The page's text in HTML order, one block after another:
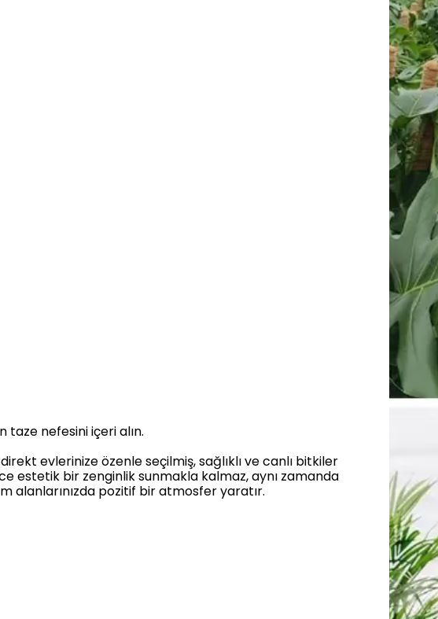
taze nefesini içeri alın.
evlerinize özenle seçilmiş, sağlıklı ve canlı bitkiler
estetik bir zenginlik sunmakla kalmaz, aynı zamanda
alanlarınızda pozitif bir atmosfer yaratır.